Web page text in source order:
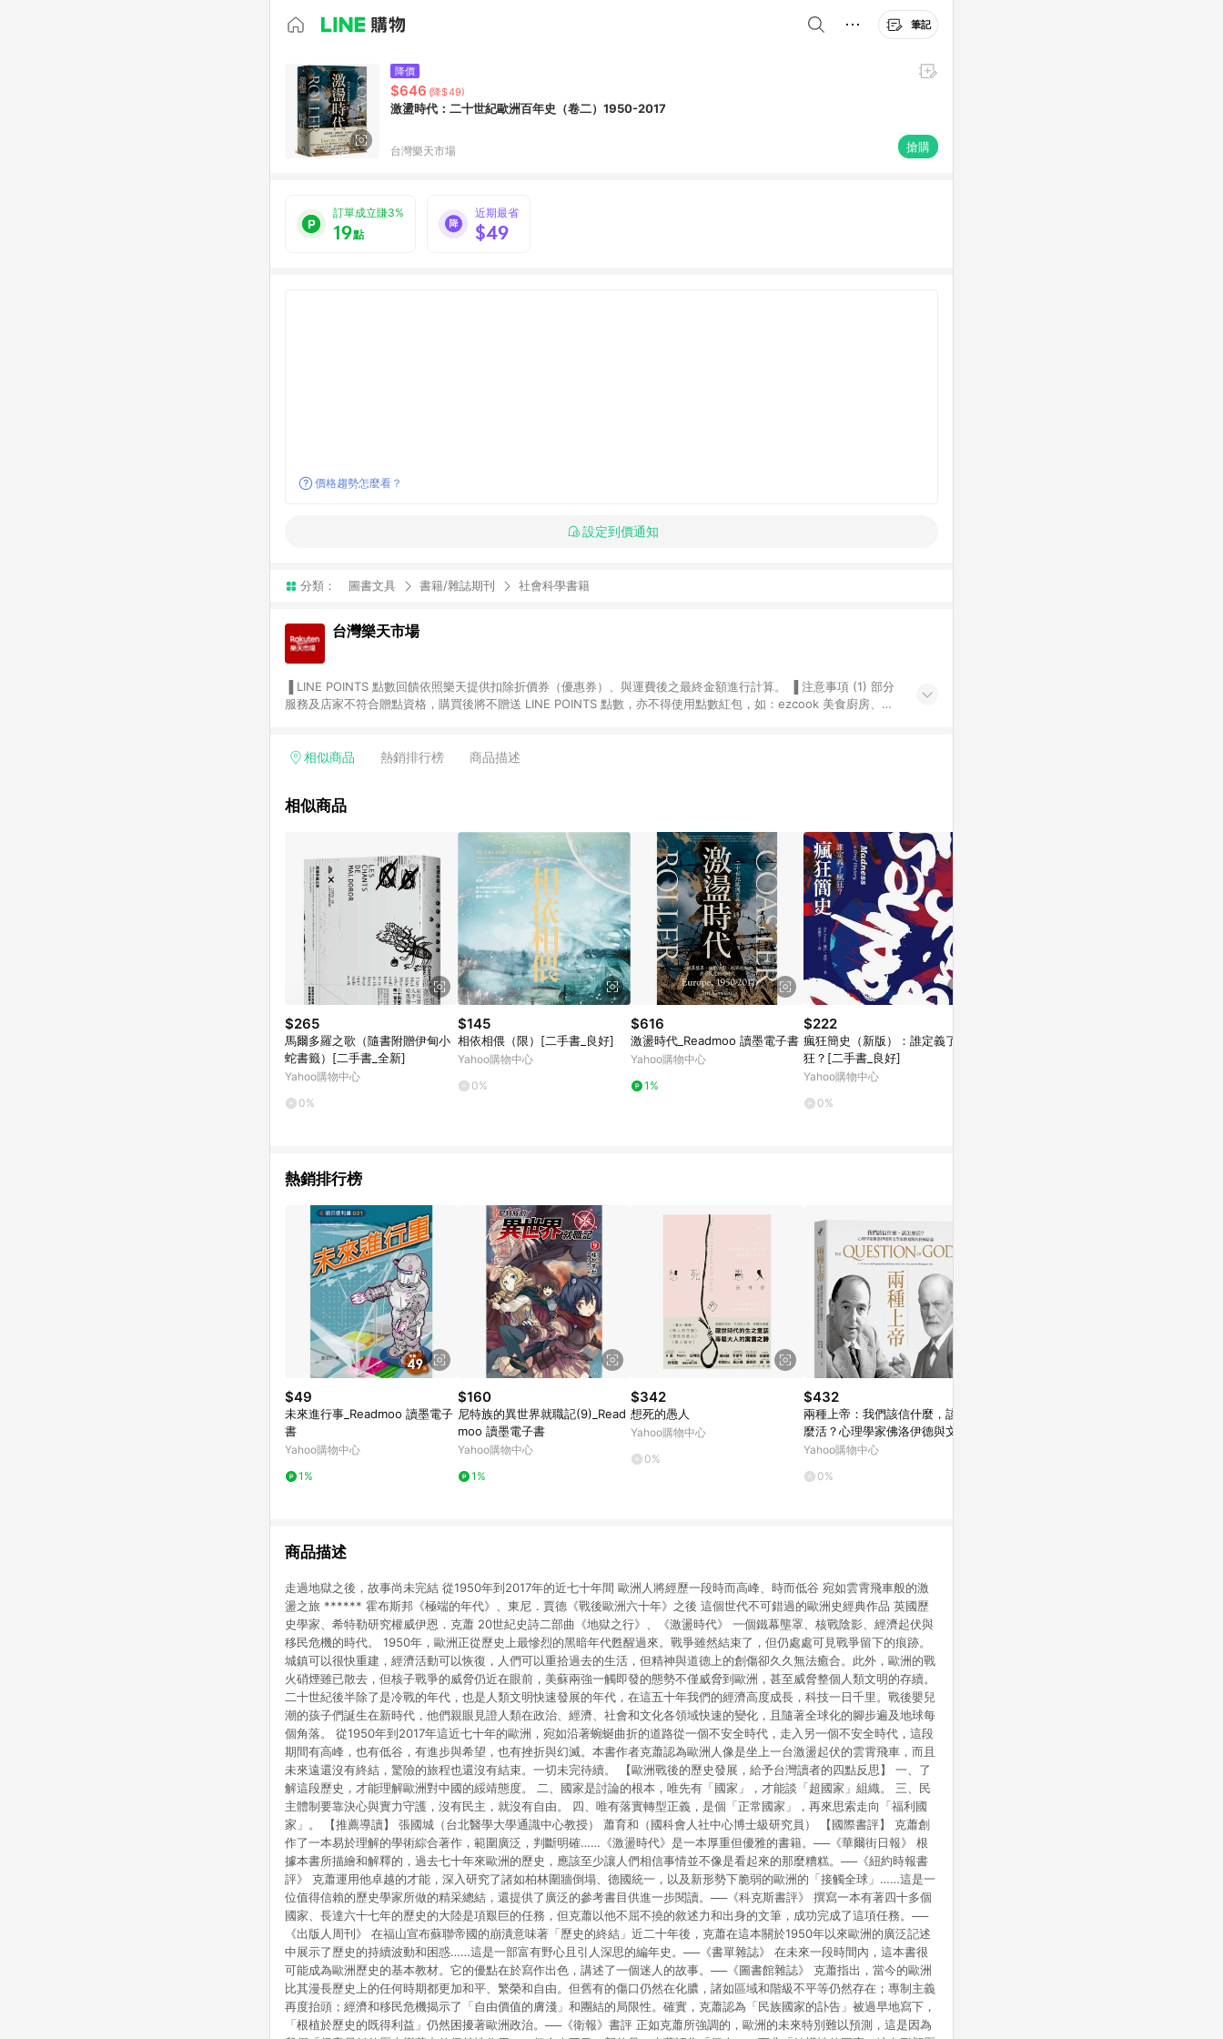
筆記
降價
$646 (降$49)
激盪時代：二十世紀歐洲百年史（卷二）1950-2017
台灣樂天市場 搶購
訂單成立賺3%
19點
近期最省
$49
價格趨勢怎麼看？
設定到價通知
分類： 圖書文具 書籍/雜誌期刊 社會科學書籍
台灣樂天市場
服務及店家不符合贈點資格，購買後將不贈送 LINE POINTS 點數，亦不得使用點數紅包，如：ezcook 美食廚房、樂
享有 LINE POINTS 回饋。 (3) 若購買之訂單（包含預購商品）未符合樂天市場 45 天內完成訂單出貨及結帳，則不符
會有時間差，如顯示之商品規格、顏色、價位、贈品與台灣樂天市場銷售網頁不符，以銷售網頁標示為準。 (6) 導購訂
點數回饋或點數回饋有爭議，台灣樂天市場保有更改條款與法律追訴之權利，活動詳情以樂天市場網站公告為準。
相似商品 熱銷排行榜 商品描述
相似商品
$265
馬爾多羅之歌（隨書附贈伊甸小
蛇書籤）[二手書_全新]
Yahoo購物中心
0%
$145
相依相偎（限）[二手書_良好]
Yahoo購物中心
0%
$616
激盪時代_Readmoo 讀墨電子書
Yahoo購物中心
1%
$222
瘋狂簡史（新版）：誰定義了瘋
狂？[二手書_良好]
Yahoo購物中心
0%
熱銷排行榜
$49
未來進行事_Readmoo 讀墨電子
書
Yahoo購物中心
1%
$160
尼特族的異世界就職記(9)_Read
moo 讀墨電子書
Yahoo購物中心
1%
$342
想死的愚人
Yahoo購物中心
0%
$432
兩種上帝：我們該信什麼，該怎
麼活？心理學家佛洛伊德與文學
家路易斯的終極辯論[二手書_良
Yahoo購物中心
0%
商品描述
走過地獄之後，故事尚未完結 從1950年到2017年的近七十年間 歐洲人將經歷一段時而高峰、時而低谷 宛如雲霄飛車般的激
盪之旅 ****** 霍布斯邦《極端的年代》、東尼．賈德《戰後歐洲六十年》之後 這個世代不可錯過的歐洲史經典作品 英國歷
史學家、希特勒研究權威伊恩．克蕭 20世紀史詩二部曲《地獄之行》、《激盪時代》 一個鐵幕壟罩、核戰陰影、經濟起伏與
移民危機的時代。 1950年，歐洲正從歷史上最慘烈的黑暗年代甦醒過來。戰爭雖然結束了，但仍處處可見戰爭留下的痕跡。
城鎮可以很快重建，經濟活動可以恢復，人們可以重拾過去的生活，但精神與道德上的創傷卻久久無法癒合。此外，歐洲的戰
火硝煙雖已散去，但核子戰爭的威脅仍近在眼前，美蘇兩強一觸即發的態勢不僅威脅到歐洲，甚至威脅整個人類文明的存續。
二十世紀後半除了是冷戰的年代，也是人類文明快速發展的年代，在這五十年我們的經濟高度成長，科技一日千里。戰後嬰兒
潮的孩子們誕生在新時代，他們親眼見證人類在政治、經濟、社會和文化各領域快速的變化，且隨著全球化的腳步遍及地球每
個角落。 從1950年到2017年這近七十年的歐洲，宛如沿著蜿蜒曲折的道路從一個不安全時代，走入另一個不安全時代，這段
期間有高峰，也有低谷，有進步與希望，也有挫折與幻滅。本書作者克蕭認為歐洲人像是坐上一台激盪起伏的雲霄飛車，而且
未來遠還沒有終結，驚險的旅程也還沒有結束。一切未完待續。 【歐洲戰後的歷史發展，給予台灣讀者的四點反思】 一、了
解這段歷史，才能理解歐洲對中國的綏靖態度。 二、國家是討論的根本，唯先有「國家」，才能談「超國家」組織。 三、民
主體制要靠決心與實力守護，沒有民主，就沒有自由。 四、唯有落實轉型正義，是個「正常國家」，再來思索走向「福利國
家」。 【推薦導讀】 張國城（台北醫學大學通識中心教授） 蕭育和（國科會人社中心博士級研究員） 【國際書評】 克蕭創
作了一本易於理解的學術綜合著作，範圍廣泛，判斷明確……《激盪時代》是一本厚重但優雅的書籍。──《華爾街日報》 根
據本書所描繪和解釋的，過去七十年來歐洲的歷史，應該至少讓人們相信事情並不像是看起來的那麼糟糕。──《紐約時報書
評》 克蕭運用他卓越的才能，深入研究了諸如柏林圍牆倒塌、德國統一，以及新形勢下脆弱的歐洲的「接觸全球」……這是一
位值得信賴的歷史學家所做的精采總結，還提供了廣泛的參考書目供進一步閱讀。──《科克斯書評》 撰寫一本有著四十多個
國家、長達六十七年的歷史的大陸是項艱巨的任務，但克蕭以他不屈不撓的敘述力和出身的文筆，成功完成了這項任務。──
《出版人周刊》 在福山宣布蘇聯帝國的崩潰意味著「歷史的終結」近二十年後，克蕭在這本關於1950年以來歐洲的廣泛記述
中展示了歷史的持續波動和困惑……這是一部富有野心且引人深思的編年史。──《書單雜誌》 在未來一段時間內，這本書很
可能成為歐洲歷史的基本教材。它的優點在於寫作出色，講述了一個迷人的故事。──《圖書館雜誌》 克蕭指出，當今的歐洲
比其漫長歷史上的任何時期都更加和平、繁榮和自由。但舊有的傷口仍然在化膿，諸如區域和階級不平等仍然存在；專制主義
再度抬頭；經濟和移民危機揭示了「自由價值的膚淺」和團結的局限性。確實，克蕭認為「民族國家的訃告」被過早地寫下，
「根植於歷史的既得利益」仍然困擾著歐洲政治。──《衛報》書評 正如克蕭所強調的，歐洲的未來特別難以預測，這是因為